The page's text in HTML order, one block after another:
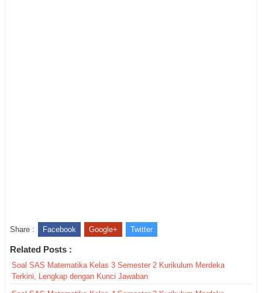
Share : Facebook Google+ Twitter
Related Posts :
Soal SAS Matematika Kelas 3 Semester 2 Kurikulum Merdeka
Terkini, Lengkap dengan Kunci Jawaban